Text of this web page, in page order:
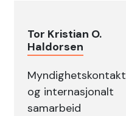
Tor Kristian O.
Haldorsen
Myndighetskontakt
og internasjonalt
samarbeid